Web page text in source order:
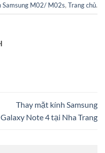
Samsung M02/ M02s, Trang chủ.
Thay mặt kính Samsung
Galaxy Note 4 tại Nha Trang